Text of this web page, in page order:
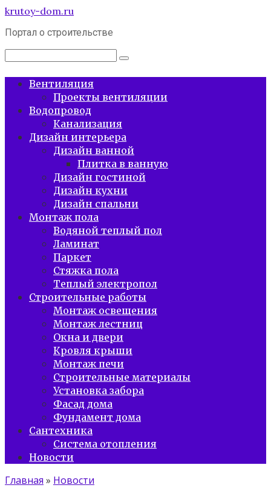
Перейти
контенту
krutoy-dom.ru
Портал о строительстве
Поиск:
Вентиляция
Проекты вентиляции
Водопровод
Канализация
Дизайн интерьера
Дизайн ванной
Плитка в ванную
Дизайн гостиной
Дизайн кухни
Дизайн спальни
Монтаж пола
Водяной теплый пол
Ламинат
Паркет
Стяжка пола
Теплый электропол
Строительные работы
Монтаж освещения
Монтаж лестниц
Окна и двери
Кровля крыши
Монтаж печи
Строительные материалы
Установка забора
Фасад дома
Фундамент дома
Сантехника
Система отопления
Новости
Главная » Новости